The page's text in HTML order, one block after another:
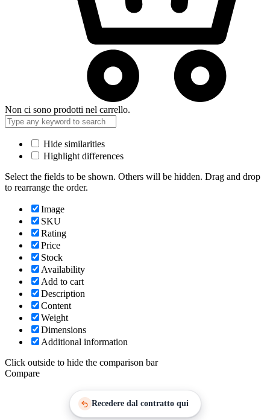
Non ci sono prodotti nel carrello.
Hide similarities
Highlight differences
Select the fields to be shown. Others will be hidden. Drag and drop
to rearrange the order.
Image
SKU
Rating
Price
Stock
Availability
Add to cart
Description
Content
Weight
Dimensions
Additional information
Click outside to hide the comparison bar
Compare
Recedere dal contratto qui